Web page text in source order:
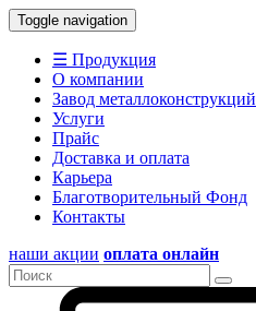
Toggle navigation
☰ Продукция
О компании
Завод металлоконструкций
Услуги
Прайс
Доставка и оплата
Карьера
Благотворительный Фонд
Контакты
наши акции оплата онлайн